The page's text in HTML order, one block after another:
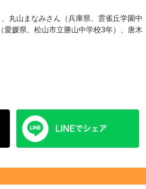
丸山まなみさん（兵庫県、雲雀丘学園中
媛県、松山市立勝山中学校3年）、唐木